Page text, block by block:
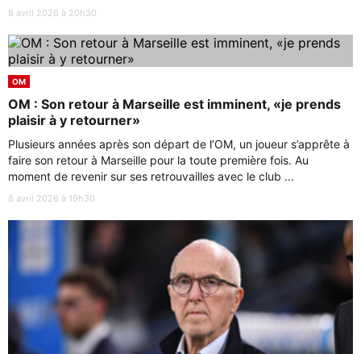
8 avril 2026 à 20h30
OM
OM : Son retour à Marseille est imminent, «je prends
plaisir à y retourner»
Plusieurs années après son départ de l’OM, un joueur s’apprête à
faire son retour à Marseille pour la toute première fois. Au
moment de revenir sur ses retrouvailles avec le club ...
8 avril 2026 à 19h30